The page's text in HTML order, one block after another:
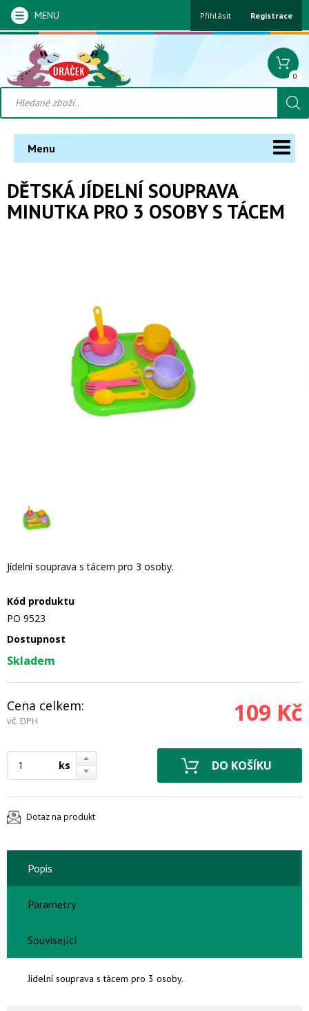
MENU Přihlásit Registrace
0
Menu
DĚTSKÁ JÍDELNÍ SOUPRAVA
MINUTKA PRO 3 OSOBY S TÁCEM
Jídelní souprava s tácem pro 3 osoby.
Kód produktu
PO 9523
Dostupnost
Skladem
Cena celkem:
vč. DPH 109 Kč
ks
Dotaz na produkt
Popis
Parametry
Související
Jídelní souprava s tácem pro 3 osoby.